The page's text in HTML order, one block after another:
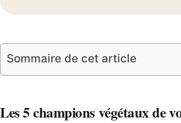
Sommaire de cet article
Les 5 champions végétaux de